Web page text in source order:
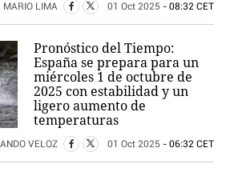
MARIO LIMA 01 Oct 2025 - 08:32 CET
Pronóstico del Tiempo:
España se prepara para un
miércoles 1 de octubre de
2025 con estabilidad y un
ligero aumento de
temperaturas
VELOZ 01 Oct 2025 - 06:32 CET